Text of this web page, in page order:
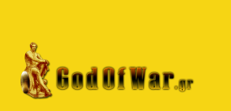
content